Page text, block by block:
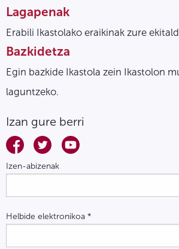
Lagapenak
Erabili Ikastolako eraikinak zure
Bazkidetza
Egin bazkide Ikastola zein Ikastolon
laguntzeko.
Izan gure berri
Izen-abizenak
Helbide elektronikoa *